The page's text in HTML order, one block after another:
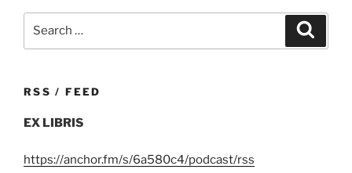
RSS / FEED
EX LIBRIS
https://anchor.fm/s/6a580c4/podcast/rss